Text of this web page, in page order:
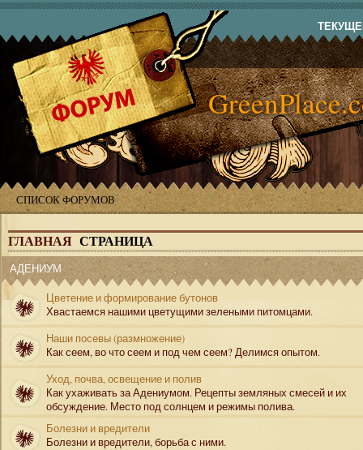
СПИСОК ФОРУМОВ
ГЛАВНАЯ СТРАНИЦА
АДЕНИУМ
Цветение и формирование бутонов
Хвастаемся нашими цветущими зелеными питомцами.
Наши посевы (размножение)
Как сеем, во что сеем и под чем сеем? Делимся опытом.
Уход, почва, освещение и полив
Как ухаживать за Адениумом. Рецепты земляных смесей и их
обсуждение. Место под солнцем и режимы полива.
Болезни и вредители
Болезни и вредители, борьба с ними.